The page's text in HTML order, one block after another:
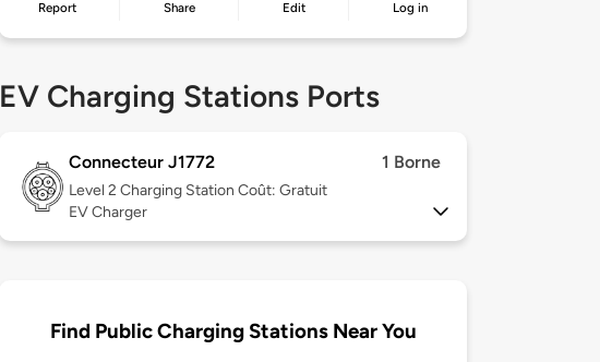
Report Share Edit Log in
EV Charging Stations Ports
Connecteur J1772 1 Borne
Level 2 Charging Station Coût: Gratuit
EV Charger
Find Public Charging Stations Near You